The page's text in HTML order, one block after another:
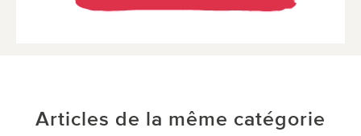
Articles de la même catégorie